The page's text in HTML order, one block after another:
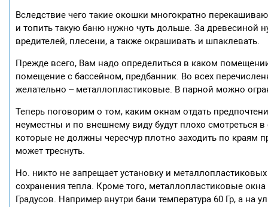
Вследствие чего такие окошки многократно
и топить такую баню нужно чуть дольше. За древесиной
вредителей, плесени, а также окрашивать и шпаклевать.
Прежде всего, Вам надо определиться в каком
помещение с бассейном, предбанник. Во всех
желательно – металлопластиковые. В парной можно
Теперь поговорим о том, каким окнам отдать
неуместны и по внешнему виду будут плохо смотреться
которые не должны чересчур плотно заходить по краям
может треснуть.
Но. никто не запрещает установку и
сохранения тепла. Кроме того, металлопластиковые
Градусов. Например внутри бани температура 60 Гр, а на